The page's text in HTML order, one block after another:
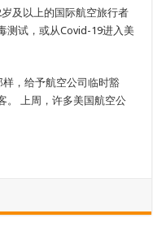
及以上的国际航空旅行者
测试，或从Covid-19进入美
，给予航空公司临时豁
。 上周，许多美国航空公